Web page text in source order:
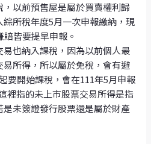
以前預售屋是屬於買賣權利歸
所稅年度5月一次申報繳納，現
皆要提早申報。
也納入課稅，因為以前個人最
所得，所以屬於免稅，會有避
要開始課稅，會在111年5月申報
裡指的未上市股票交易所得是指
未簽證發行股票還是屬於財產